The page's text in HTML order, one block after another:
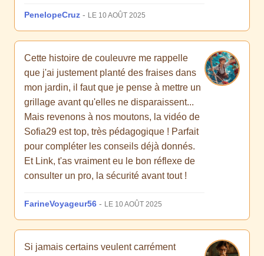
PenelopeCruz - LE 10 AOÛT 2025
Cette histoire de couleuvre me rappelle
que j'ai justement planté des fraises dans
mon jardin, il faut que je pense à mettre un
grillage avant qu'elles ne disparaissent...
Mais revenons à nos moutons, la vidéo de
Sofia29 est top, très pédagogique ! Parfait
pour compléter les conseils déjà donnés.
Et Link, t'as vraiment eu le bon réflexe de
consulter un pro, la sécurité avant tout !
FarineVoyageur56 - LE 10 AOÛT 2025
Si jamais certains veulent carrément